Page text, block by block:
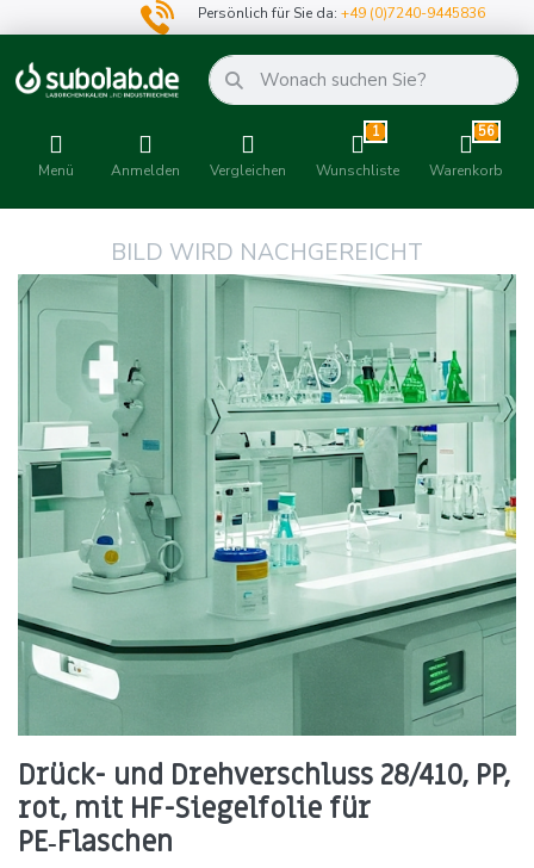
Persönlich für Sie da:+49 (0)7240-9445836
Menü Anmelden Vergleichen
1
Wunschliste
56
Warenkorb
Drück- und Drehverschluss 28/410, PP,
rot, mit HF-Siegelfolie für
PE‑Flaschen